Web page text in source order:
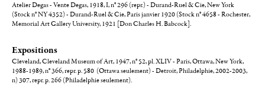
Atelier Degas - Vente Degas, 1918, I, n° 296 (repr.) - Durand-Ruel & Cie, New York
(Stock n° NY 4352) - Durand-Ruel & Cie, Paris janvier 1920 (Stock n° 4658 - Rochester,
Memorial Art Gallery University, 1921 [Don Charles H. Babcock].
Expositions
Cleveland, Cleveland Museum of Art, 1947, n° 52, pl. XLIV - Paris, Ottawa, New York,
1988-1989, n° 366, repr. p. 580 (Ottawa seulement) - Detroit, Philadelphie, 2002-2003,
n) 307, repr. p. 266 (Philadelphie seulement).